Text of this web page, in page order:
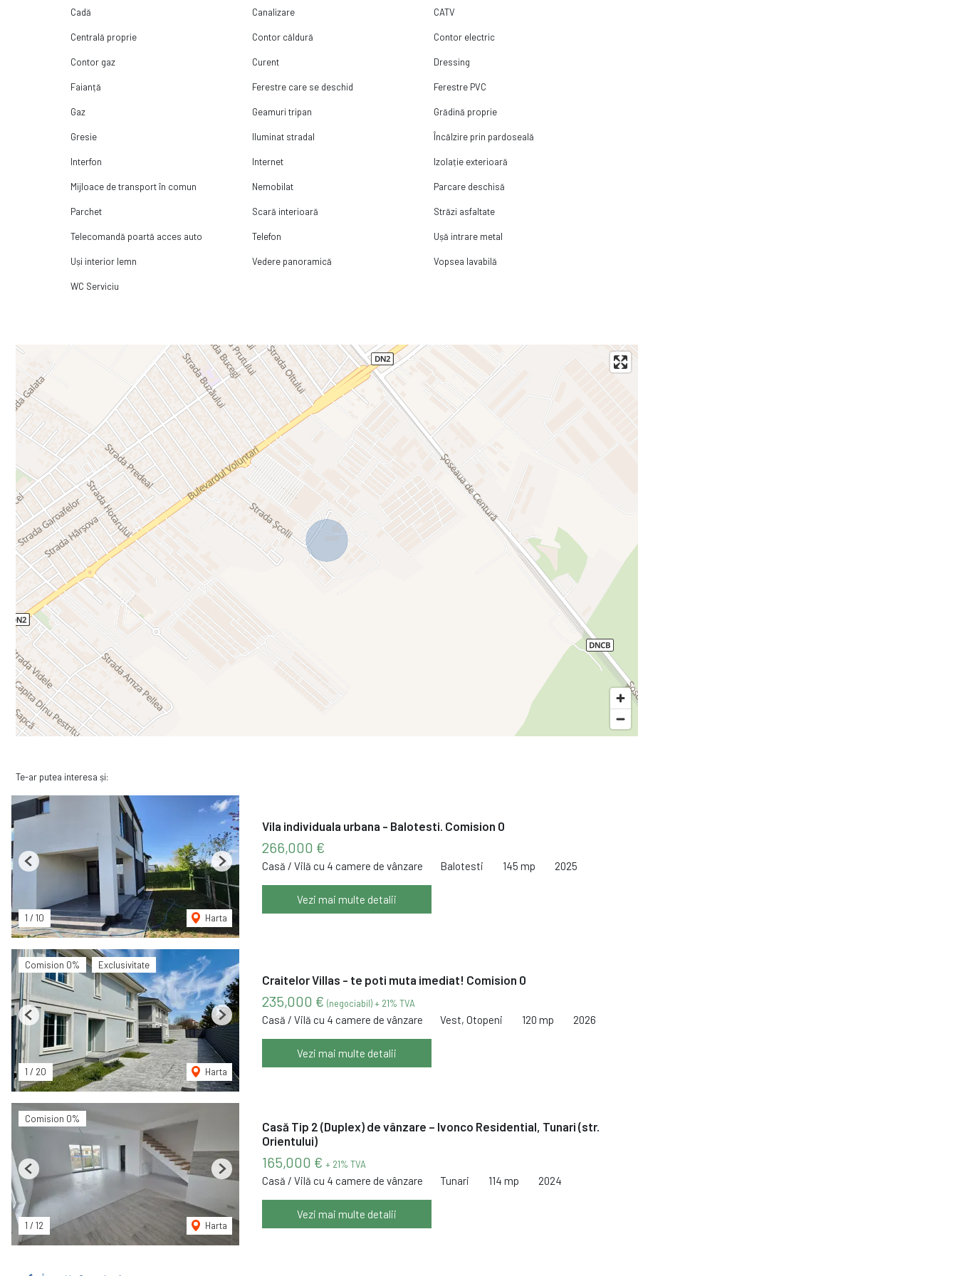
Cadă Canalizare CATV
Centrală proprie Contor căldură Contor electric
Contor gaz Curent Dressing
Faianță Ferestre care se deschid Ferestre PVC
Gaz Geamuri tripan Grădină proprie
Gresie Iluminat stradal Încălzire prin pardoseală
Interfon Internet Izolație exterioară
Mijloace de transport în comun Nemobilat Parcare deschisă
Parchet Scară interioară Străzi asfaltate
Telecomandă poartă acces auto Telefon Ușă intrare metal
Uși interior lemn Vedere panoramică Vopsea lavabilă
WC Serviciu
Te-ar putea interesa și:
1 / 10 Harta
Previous Next
Vila individuala urbana - Balotesti. Comision 0
266,000 €
Casă / Vilă cu 4 camere de vânzare Balotesti 145 mp 2025
Vezi mai multe detalii
Comision 0% Exclusivitate
1 / 20 Harta
Previous Next
Craitelor Villas - te poti muta imediat! Comision 0
235,000 € (negociabil) + 21% TVA
Casă / Vilă cu 4 camere de vânzare Vest, Otopeni 120 mp 2026
Vezi mai multe detalii
Comision 0%
1 / 12 Harta
Previous Next
Casă Tip 2 (Duplex) de vânzare – Ivonco Residential, Tunari (str.
Orientului)
165,000 € + 21% TVA
Casă / Vilă cu 4 camere de vânzare Tunari 114 mp 2024
Vezi mai multe detalii